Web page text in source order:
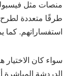
منصات مثل
طرقًا متعددة
استفساراتهم. كما
سواء كان الاختيار
الدردشة